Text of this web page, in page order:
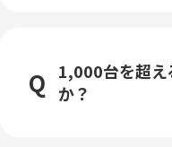
1,000台を超え
か？